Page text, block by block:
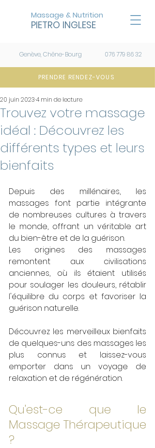
Massage & Nutrition
PIETRO INGLESE
Genève, Chêne-Bourg 076 779 86 32
PRENDRE RENDEZ-VOUS
Trouvez votre massage
idéal : Découvrez les
différents types et leurs
bienfaits
20 juin 20234 min de lecture
Depuis des millénaires, les
massages font partie intégrante
de nombreuses cultures à travers
le monde, offrant un véritable art
du bien-être et de la guérison.
Les origines des massages
remontent aux civilisations
anciennes, où ils étaient utilisés
pour soulager les douleurs, rétablir
l'équilibre du corps et favoriser la
guérison naturelle.
Découvrez les merveilleux bienfaits
de quelques-uns des massages les
plus connus et laissez-vous
emporter dans un voyage de
relaxation et de régénération.
Qu'est-ce que le
Massage Thérapeutique
?